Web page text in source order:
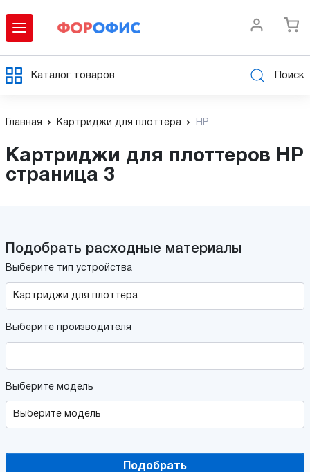
Каталог товаров Поиск
Главная Картриджи для плоттера HP
Картриджи для плоттеров HP
страница 3
Подобрать расходные материалы
Выберите тип устройства
Выберите производителя
Выберите модель
Подобрать